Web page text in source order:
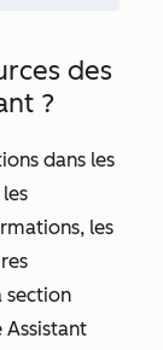
des
?
dans les
les
section
Assistant